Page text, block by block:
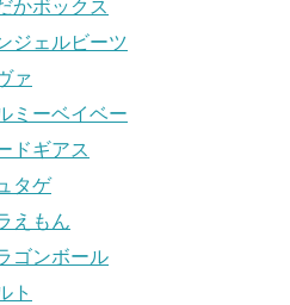
かボックス
ジェルビーツ
ァ
ミーベイベー
ドギアス
タゲ
えもん
ゴンボール
ト